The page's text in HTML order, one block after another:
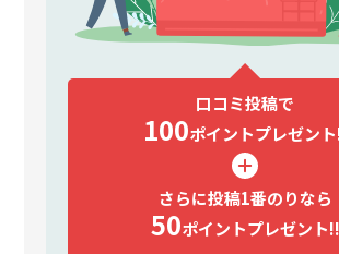
口コミ投稿で
100ポイントプレゼン
さらに投稿1番のりなら
50ポイントプレゼント!!